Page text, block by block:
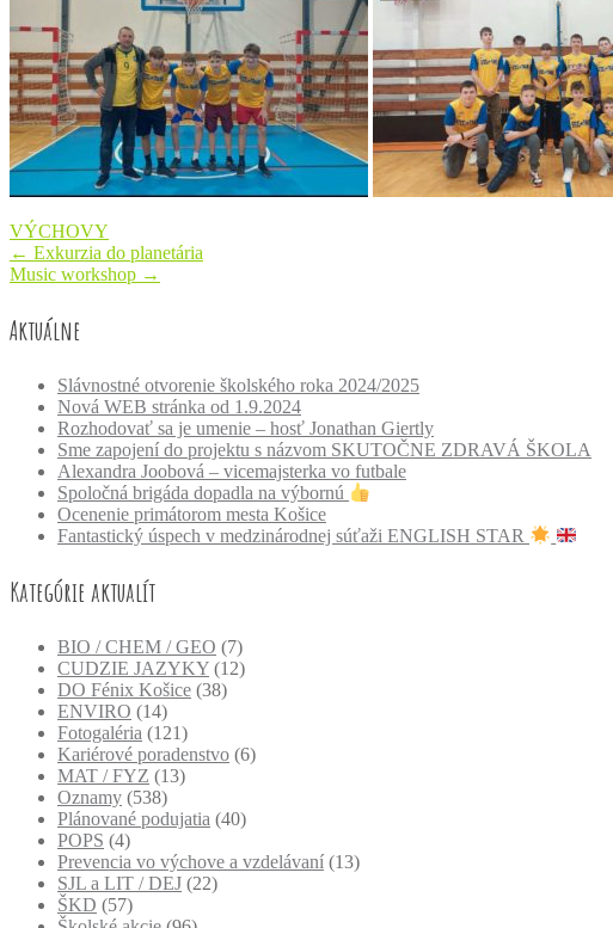
VÝCHOVY
Post
navigation
← Exkurzia do planetária
Music workshop →
Aktuálne
Slávnostné otvorenie školského roka 2024/2025
Nová WEB stránka od 1.9.2024
Rozhodovať sa je umenie – hosť Jonathan Giertly
Sme zapojení do projektu s názvom SKUTOČNE ZDRAVÁ ŠKOLA
Alexandra Joobová – vicemajsterka vo futbale
Spoločná brigáda dopadla na výbornú
Ocenenie primátorom mesta Košice
Fantastický úspech v medzinárodnej súťaži ENGLISH STAR
Kategórie aktualít
BIO / CHEM / GEO (7)
CUDZIE JAZYKY (12)
DO Fénix Košice (38)
ENVIRO (14)
Fotogaléria (121)
Kariérové poradenstvo (6)
MAT / FYZ (13)
Oznamy (538)
Plánované podujatia (40)
POPS (4)
Prevencia vo výchove a vzdelávaní (13)
SJL a LIT / DEJ (22)
ŠKD (57)